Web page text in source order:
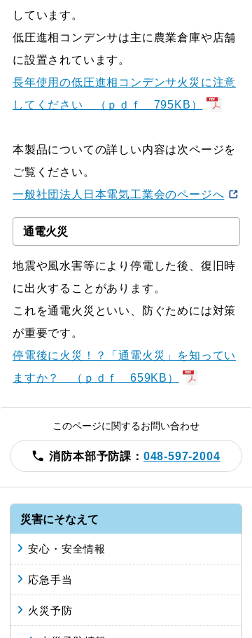
しています。
低圧進相コンデンサは主に農業倉庫や店舗
に設置されています。
長年使用の低圧進相コンデンサ火災に注意
してください （ｐｄｆ 795KB）
本製品についての詳しい内容は次ページを
ご覧ください。
一般社団法人日本電気工業会のページへ
通電火災
地震や風水害等により停電した後、復旧時
に出火することがあります。
これを通電火災といい、防ぐためには対策
が重要です。
停電後に火災！？「通電火災」を知ってい
ますか？ （ｐｄｆ 659KB）
このページに関するお問い合わせ
消防本部予防課： 048-597-2004
災害にそなえて
安心・安全情報
応急手当
火災予防